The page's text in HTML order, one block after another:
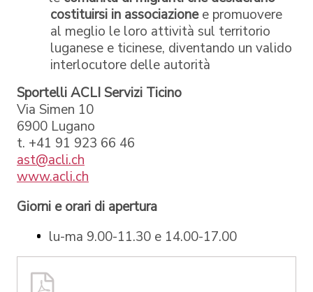
costituirsi in associazionee promuovere
al meglio le loro attività sul territorio
luganese e ticinese, diventando un valido
interlocutore delle autorità
Sportelli ACLI Servizi Ticino
Via Simen 10
6900 Lugano
t. +41 91 923 66 46
ast@acli.ch
www.acli.ch
Giorni e orari di apertura
lu-ma 9.00-11.30 e 14.00-17.00